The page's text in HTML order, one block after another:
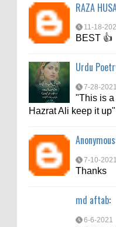
Urdu
7-28-2021
"This is
Anonymous:
7-10-2021
Thanks
md aftab:
6-6-2021
RAZA
11-18-
BEST 👍
Urdu
7-28-2021
"This is
Hazrat Ali keep it
Anonymous
7-10-2021
Thanks
md aftab:
6-6-2021